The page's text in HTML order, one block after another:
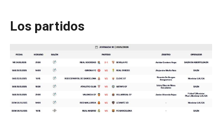
Los partidos